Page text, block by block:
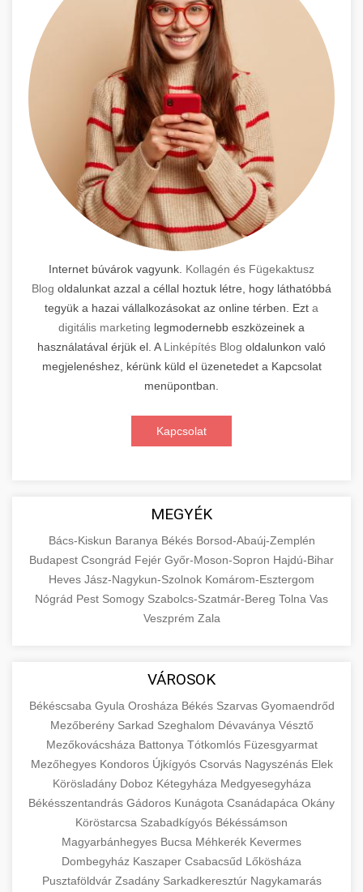
Internet búvárok vagyunk. Kollagén és Fügekaktusz
Blog oldalunkat azzal a céllal hoztuk létre, hogy láthatóbbá
tegyük a hazai vállalkozásokat az online térben. Ezt a
digitális marketing legmodernebb eszközeinek a
használatával érjük el. A Linképítés Blog oldalunkon való
megjelenéshez, kérünk küld el üzenetedet a Kapcsolat
menüpontban.
Kapcsolat
MEGYÉK
Bács-Kiskun Baranya Békés Borsod-Abaúj-Zemplén
Budapest Csongrád Fejér Győr-Moson-Sopron Hajdú-Bihar
Heves Jász-Nagykun-Szolnok Komárom-Esztergom
Nógrád Pest Somogy Szabolcs-Szatmár-Bereg Tolna Vas
Veszprém Zala
VÁROSOK
Békéscsaba Gyula Orosháza Békés Szarvas Gyomaendrőd
Mezőberény Sarkad Szeghalom Dévaványa Vésztő
Mezőkovácsháza Battonya Tótkomlós Füzesgyarmat
Mezőhegyes Kondoros Újkígyós Csorvás Nagyszénás Elek
Körösladány Doboz Kétegyháza Medgyesegyháza
Békésszentandrás Gádoros Kunágota Csanádapáca Okány
Köröstarcsa Szabadkígyós Békéssámson
Magyarbánhegyes Bucsa Méhkerék Kevermes
Dombegyház Kaszaper Csabacsűd Lőkösháza
Pusztaföldvár Zsadány Sarkadkeresztúr Nagykamarás